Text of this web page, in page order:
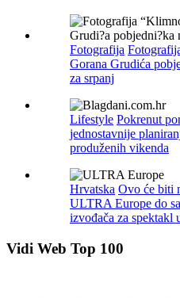
Fotografija
Gorana Grudića
za srpanj
Lifestyle Pokrenut
jednostavnije
produženih vikenda
Hrvatska Ovo će biti
ULTRA Europe do
izvođača za spektakl
Vidi Web Top 100